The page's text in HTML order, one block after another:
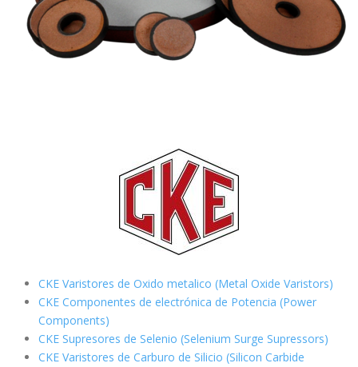
CKE Varistores de Oxido metalico (Metal Oxide Varistors)
CKE Componentes de electrónica de Potencia (Power
Components)
CKE Supresores de Selenio (Selenium Surge Supressors)
CKE Varistores de Carburo de Silicio (Silicon Carbide